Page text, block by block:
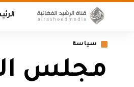
سياسة
مجلس